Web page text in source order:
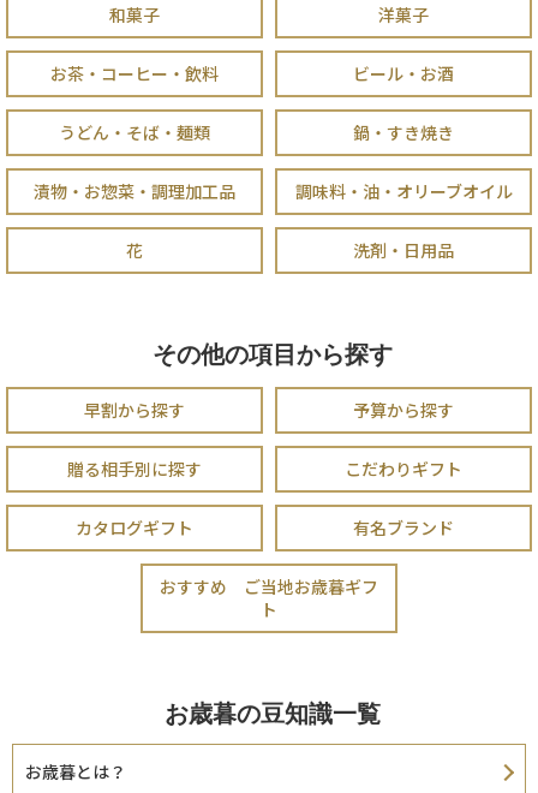
和菓子 洋菓子
お茶・コーヒー・飲料 ビール・お酒
うどん・そば・麺類 鍋・すき焼き
漬物・お惣菜・調理加工品 調味料・油・オリーブオイル
花 洗剤・日用品
その他の項目から探す
早割から探す 予算から探す
贈る相手別に探す こだわりギフト
カタログギフト 有名ブランド
おすすめ ご当地お歳暮ギフ
ト
お歳暮の豆知識一覧
お歳暮とは？